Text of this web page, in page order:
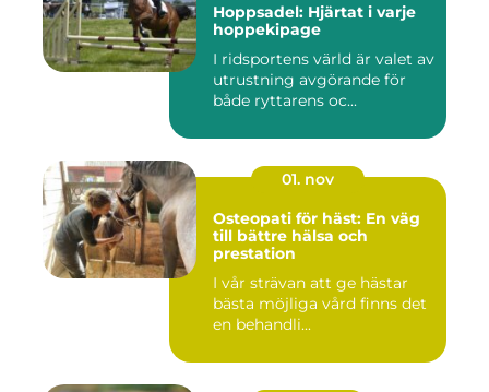
Hoppsadel: Hjärtat i varje
hoppekipage
I ridsportens värld är valet av
utrustning avgörande för
både ryttarens oc...
01. nov
Osteopati för häst: En väg
till bättre hälsa och
prestation
I vår strävan att ge hästar
bästa möjliga vård finns det
en behandli...